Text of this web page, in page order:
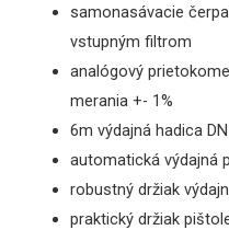
samonasávacie
vstupným filtrom
analógový
merania +- 1%
6m výdajná hadica
automatická výdajná
robustný držiak
praktický držiak